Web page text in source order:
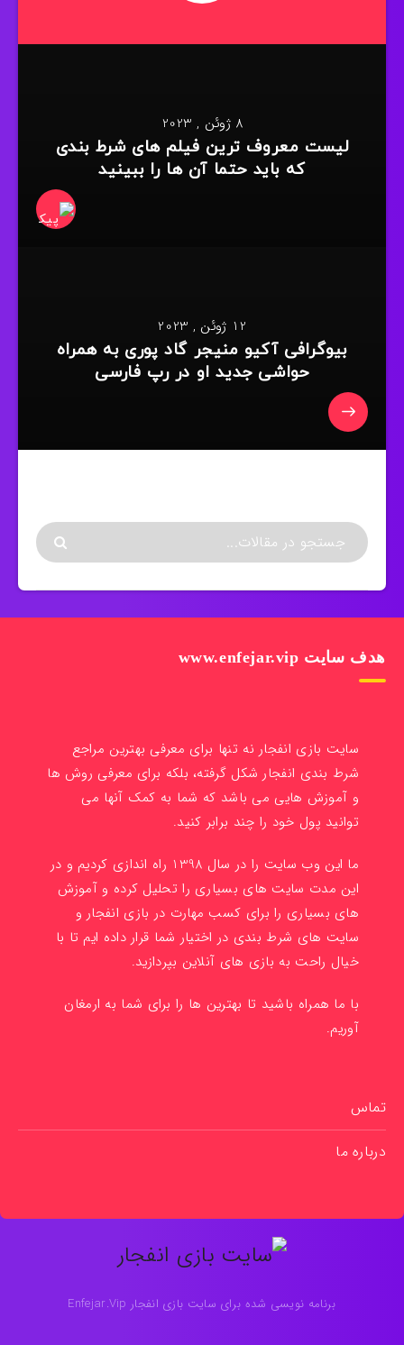
8 ژوئن , 2023
لیست معروف ترین فیلم های شرط بندی
که باید حتما آن ها را ببینید
12 ژوئن , 2023
بیوگرافی آکیو منیجر گاد پوری به همراه
حواشی جدید او در رپ فارسی
هدف سایت www.enfejar.vip
سایت بازی انفجار نه تنها برای معرفی بهترین مراجع
شرط بندی انفجار شکل گرفته، بلکه برای معرفی روش ها
و آموزش هایی می باشد که شما به کمک آنها می
توانید پول خود را چند برابر کنید.
ما این وب سایت را در سال 1398 راه اندازی کردیم و در
این مدت سایت های بسیاری را تحلیل کرده و آموزش
های بسیاری را برای کسب مهارت در بازی انفجار و
سایت های شرط بندی در اختیار شما قرار داده ایم تا با
خیال راحت به بازی های آنلاین بپردازید.
با ما همراه باشید تا بهترین ها را برای شما به ارمغان
آوریم.
تماس
درباره ما
برنامه نویسی شده برای سایت بازی انفجار Enfejar.Vip